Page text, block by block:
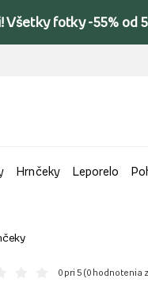
Všetky fotky -55% od
Hrnčeky Leporelo
0 pri 5 (0 hodnotenia